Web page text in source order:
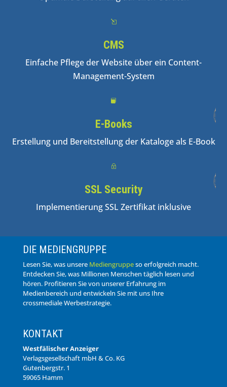
l
CMS
Einfache Pflege der Website über ein Content-
Management-System

E-Books
Erstellung und Bereitstellung der Kataloge als E-Book
~
SSL Security
Implementierung SSL Zertifikat inklusive
DIE MEDIENGRUPPE
Lesen Sie, was unsere Mediengruppeso erfolgreich macht.
Entdecken Sie, was Millionen Menschen täglich lesen und
hören. Profitieren Sie von unserer Erfahrung im
Medienbereich und entwickeln Sie mit uns Ihre
crossmediale Werbestrategie.
KONTAKT
Westfälischer Anzeiger
Verlagsgesellschaft mbH & Co. KG
Gutenbergstr. 1
59065 Hamm